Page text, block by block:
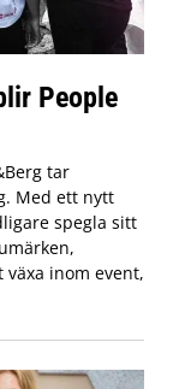
People
tar
Med ett nytt
spegla sitt
inom event,